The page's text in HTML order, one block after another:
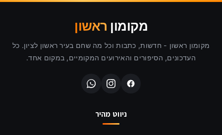
מקומון ראשון
מקומון ראשון - חדשות, כתבות וכל מה שחם בעיר ראשון לציון. כל
העדכונים, הסיפורים והאירועים המקומיים, במקום אחד.
ניווט מהיר